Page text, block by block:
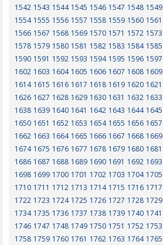
1542 1543 1544 1545 1546 1547 1548 1549
1554 1555 1556 1557 1558 1559 1560 1561
1566 1567 1568 1569 1570 1571 1572 1573
1578 1579 1580 1581 1582 1583 1584 1585
1590 1591 1592 1593 1594 1595 1596 1597
1602 1603 1604 1605 1606 1607 1608 1609
1614 1615 1616 1617 1618 1619 1620 1621
1626 1627 1628 1629 1630 1631 1632 1633
1638 1639 1640 1641 1642 1643 1644 1645
1650 1651 1652 1653 1654 1655 1656 1657
1662 1663 1664 1665 1666 1667 1668 1669
1674 1675 1676 1677 1678 1679 1680 1681
1686 1687 1688 1689 1690 1691 1692 1693
1698 1699 1700 1701 1702 1703 1704 1705
1710 1711 1712 1713 1714 1715 1716 1717
1722 1723 1724 1725 1726 1727 1728 1729
1734 1735 1736 1737 1738 1739 1740 1741
1746 1747 1748 1749 1750 1751 1752 1753
1758 1759 1760 1761 1762 1763 1764 1765